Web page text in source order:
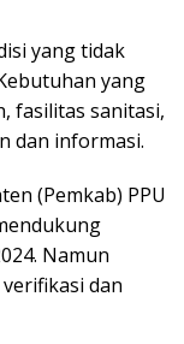
yang tidak
yang
fasilitas sanitasi,
dan informasi.
(Pemkab) PPU
Namun
dan